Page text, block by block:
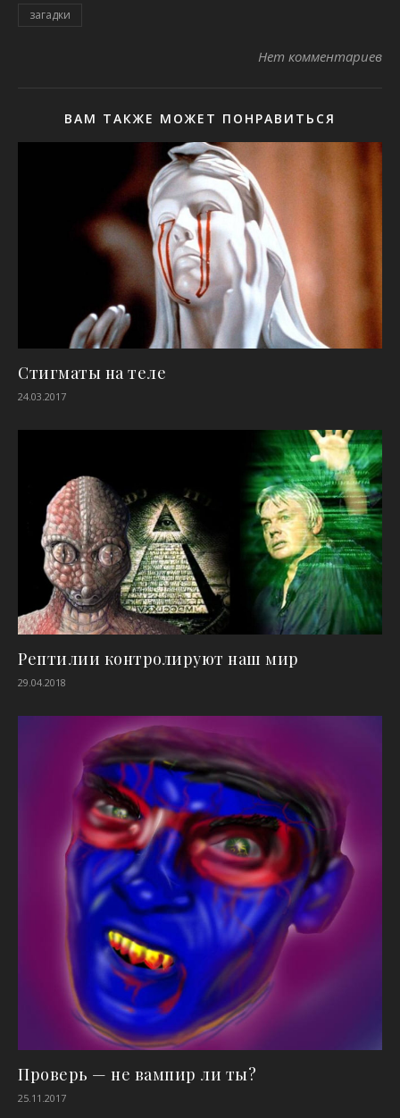
загадки
Нет комментариев
ВАМ ТАКЖЕ МОЖЕТ ПОНРАВИТЬСЯ
Стигматы на теле
24.03.2017
Рептилии контролируют наш мир
29.04.2018
Проверь — не вампир ли ты?
25.11.2017